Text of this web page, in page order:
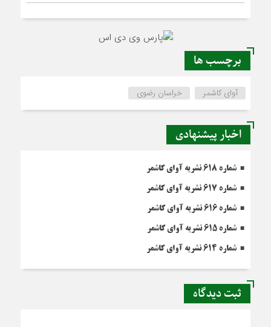
برچسب ها
آوای کاشمر خراسان رضوی
اخبار پیشنهادی
شماره 618 نشریه آوای کاشمر
شماره 617 نشریه آوای کاشمر
شماره 616 نشریه آوای کاشمر
شماره 615 نشریه آوای کاشمر
شماره 614 نشریه آوای کاشمر
ثبت دیدگاه